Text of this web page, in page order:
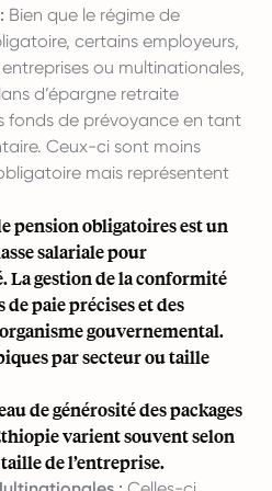
Bien que le régime de
certains employeurs,
ou multinationales,
d’épargne retraite
fonds de prévoyance en tant
Ceux-ci sont moins
mais représentent
pension obligatoires est un
salariale pour
La gestion de la conformité
paie précises et des
gouvernemental.
par secteur ou taille
de générosité des packages
varient souvent selon
de l’entreprise.